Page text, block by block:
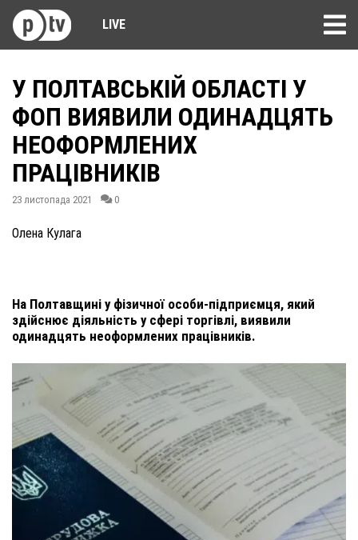
LIVE
У ПОЛТАВСЬКІЙ ОБЛАСТІ У
ФОП ВИЯВИЛИ ОДИНАДЦЯТЬ
НЕОФОРМЛЕНИХ
ПРАЦІВНИКІВ
23 листопада 2021 0
Олена Кулага
На Полтавщині у фізичної особи-підприємця, який
здійснює діяльність у сфері торгівлі, виявили
одинадцять неоформлених працівників.